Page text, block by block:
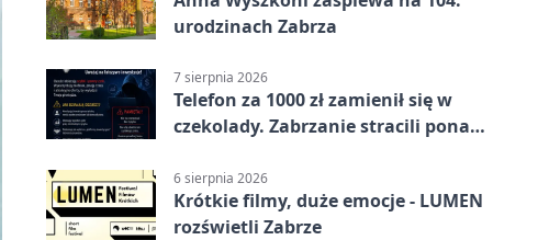
urodzinach Zabrza
7 sierpnia 2026
Telefon za 1000 zł zamienił się w
czekolady. Zabrzanie stracili ponad
6 sierpnia 2026
Krótkie filmy, duże emocje - LUMEN
rozświetli Zabrze